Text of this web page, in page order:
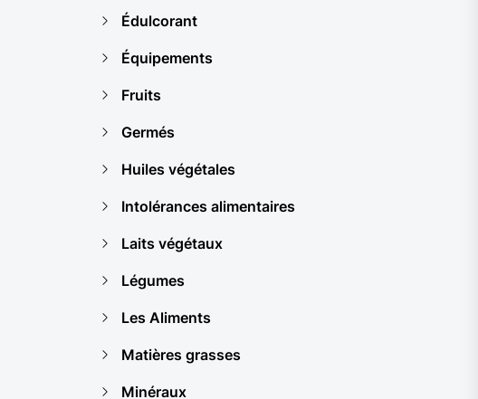
Édulcorant
Équipements
Fruits
Germés
Huiles végétales
Intolérances alimentaires
Laits végétaux
Légumes
Les Aliments
Matières grasses
Minéraux